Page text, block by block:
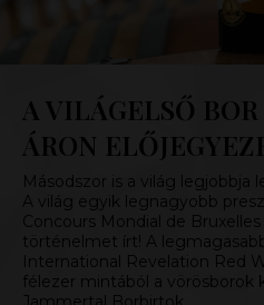
A VILÁGELSŐ
ÁRON
Másodszor is a világ
A világ egyik legnagyobb
Concours Mondial de
történelmet írt! A
International Revelation Red
félezer mintából a vörösborok